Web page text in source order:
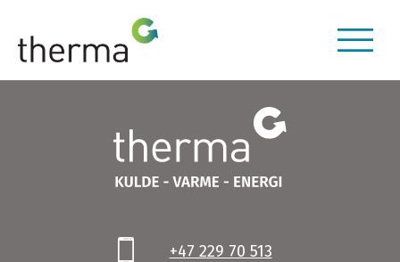
+47 229 70 513